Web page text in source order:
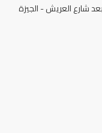
شارع العريش - الجيزة